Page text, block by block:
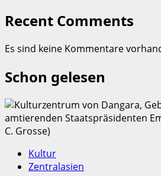
Recent Comments
Es sind keine Kommentare
Schon gelesen
Kultur
Zentralasien